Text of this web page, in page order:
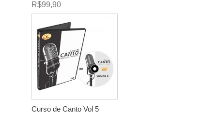
R$99,90
Curso de Canto Vol 5